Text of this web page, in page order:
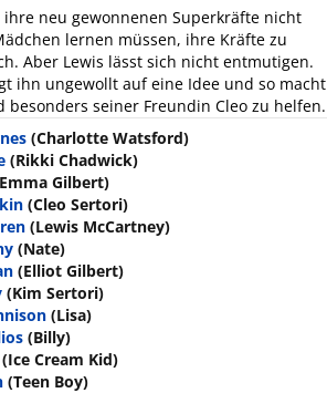
ihre neu gewonnenen Superkräfte nicht
lernen müssen, ihre Kräfte zu
Aber Lewis lässt sich nicht entmutigen.
ihn ungewollt auf eine Idee und so macht
seiner Freundin Cleo zu helfen.
(Charlotte Watsford)
(Rikki Chadwick)
Gilbert)
(Cleo Sertori)
(Lewis McCartney)
(Nate)
(Elliot Gilbert)
(Kim Sertori)
(Lisa)
(Billy)
(Ice Cream Kid)
(Teen Boy)